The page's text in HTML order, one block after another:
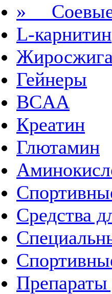
»
L-карнитин
Гейнеры
BCAA
Креатин
Глютамин
Средства